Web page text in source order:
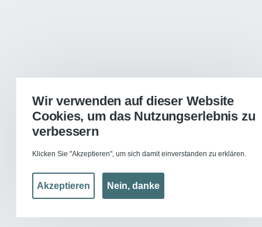
Wir verwenden auf dieser Website
Cookies, um das Nutzungserlebnis zu
verbessern
Klicken Sie "Akzeptieren", um sich damit einverstanden zu erklären.
Akzeptieren Nein, danke